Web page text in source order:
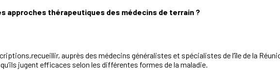
approches thérapeutiques des médecins de terrain ?
auprès des médecins généralistes et spécialistes de l’île de la
jugent efficaces selon les différentes formes de la maladie.